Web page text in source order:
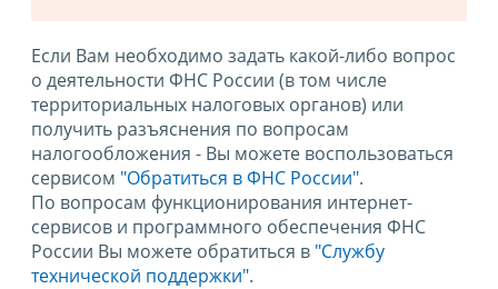
Если Вам необходимо задать какой-либо вопрос
о деятельности ФНС России (в том числе
территориальных налоговых органов) или
получить разъяснения по вопросам
налогообложения - Вы можете воспользоваться
сервисом "Обратиться в ФНС России".
По вопросам функционирования интернет-
сервисов и программного обеспечения ФНС
России Вы можете обратиться в "Службу
технической поддержки".